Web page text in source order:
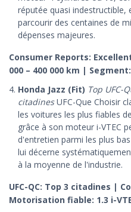
réputée quasi
parcourir des centaines de
dépenses majeures.
Consumer Reports:
000 – 400 000 km |
Honda Jazz (Fit) Top UFC-
citadinesUFC-Que Choisir
les voitures les plus fiables
grâce à son moteur i-VTEC
d'entretien parmi les plus
lui décerne
à la moyenne de l'industrie.
UFC-QC: Top 3 citadines |
Motorisation fiable: 1.3 i-